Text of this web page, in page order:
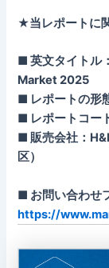
★当レポートに
■ 英文タイトル
Market 2025
■ レポートの形
■ レポートコー
■ 販売会社：
区）
■ お問い合わせ
https://